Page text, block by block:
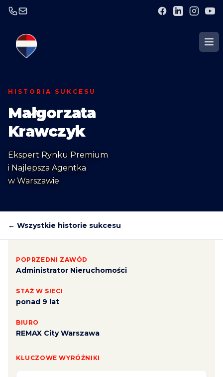
HISTORIA SUKCESU
Małgorzata
Krawczyk
Ekspert Rynku Premium
i Najlepsza Agentka
w Warszawie
← Wszystkie historie sukcesu
POPRZEDNI ZAWÓD
Administrator Nieruchomości
STAŻ W SIECI
ponad 9 lat
BIURO
REMAX City Warszawa
KLUCZOWE WYRÓŻNIKI